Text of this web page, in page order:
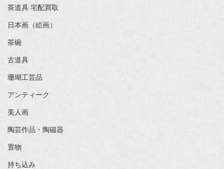
茶道具 宅配買取
日本画（絵画）
茶碗
古道具
珊瑚工芸品
アンティーク
美人画
陶芸作品・陶磁器
置物
持ち込み